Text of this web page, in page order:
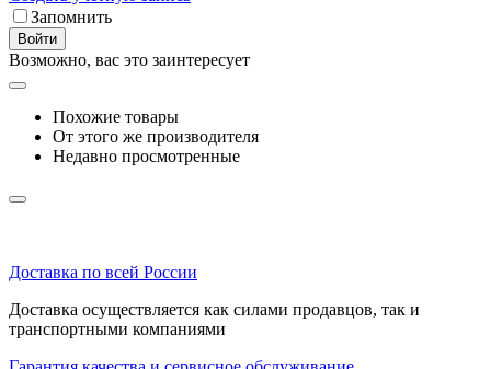
Запомнить
Войти
Возможно, вас это заинтересует
Похожие товары
От этого же производителя
Недавно просмотренные
Доставка по всей России
Доставка осуществляется как силами продавцов, так и
транспортными компаниями